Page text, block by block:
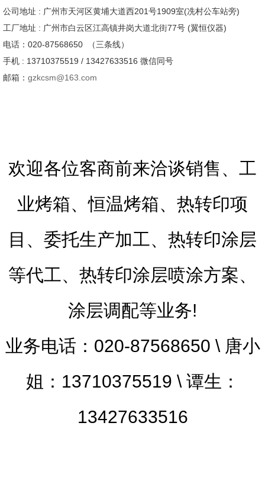
公司地址 : 广州市天河区黄埔大道西201号1909室(冼村公车站旁)
工厂地址 : 广州市白云区江高镇井岗大道北街77号 (翼恒仪器)
电话：020-87568650 （三条线）
手机 : 13710375519 / 13427633516 微信同号
邮箱： gzkcsm@163.com
欢迎各位客商前来洽谈销售、工
业烤箱、恒温烤箱、热转印项
目、委托生产加工、热转印涂层
等代工、热转印涂层喷涂方案、
涂层调配等业务!
业务电话：020-87568650 \ 唐小
姐：13710375519 \ 谭生：
13427633516